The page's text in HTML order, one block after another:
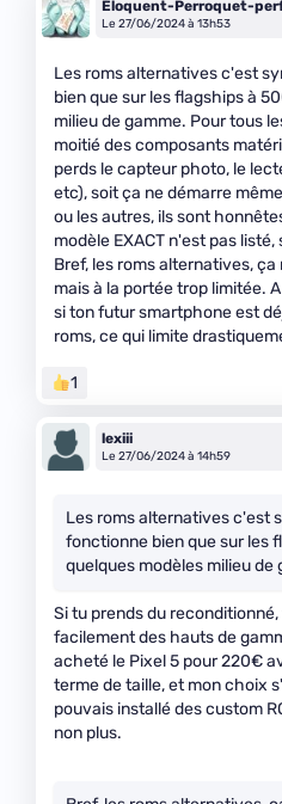
Éloquent-Perroquet-
Le 27/06/2024 à 13h53
Les roms alternatives c'est
bien que sur les flagships à
milieu de gamme. Pour tous
moitié des composants
perds le capteur photo, le
etc), soit ça ne démarre
ou les autres, ils sont
modèle EXACT n'est pas
Bref, les roms alternatives,
mais à la portée trop limitée.
si ton futur smartphone est
roms, ce qui limite
1
lexiii
Le 27/06/2024 à 14h59
Les roms alternatives c'est
fonctionne bien que sur les
quelques modèles milieu de
Si tu prends du
facilement des hauts de
acheté le Pixel 5 pour 220€
terme de taille, et mon choix
pouvais installé des custom
non plus.